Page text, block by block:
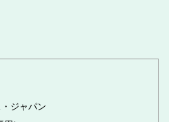
ジャパン